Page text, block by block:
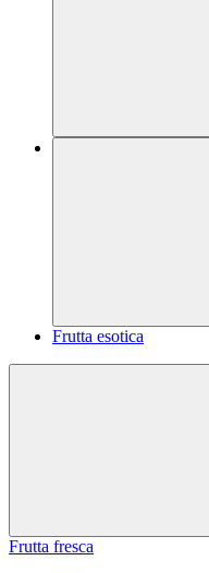
Frutta esotica
Frutta fresca